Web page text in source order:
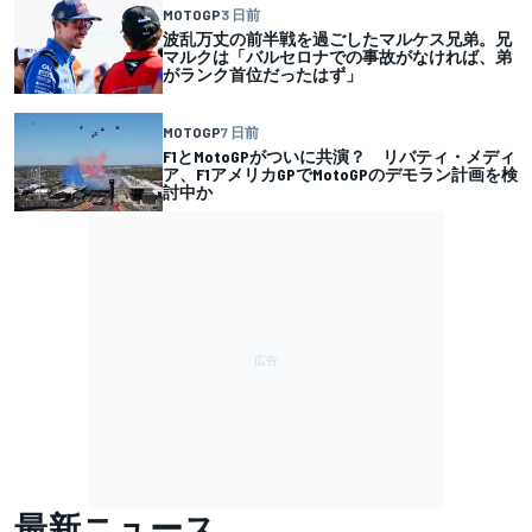
MOTOGP3 日前
波乱万丈の前半戦を過ごしたマルケス兄弟。兄
マルクは「バルセロナでの事故がなければ、弟
がランク首位だったはず」
MOTOGP7 日前
F1とMotoGPがついに共演？ リバティ・メディ
ア、F1アメリカGPでMotoGPのデモラン計画を検
討中か